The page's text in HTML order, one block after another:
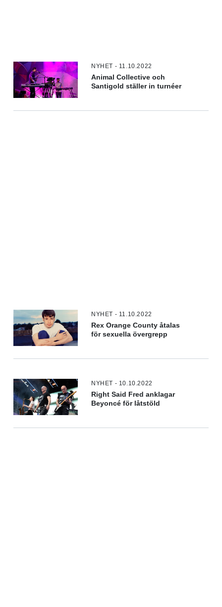
NYHET - 11.10.2022
Animal Collective och
Santigold ställer in turnéer
NYHET - 11.10.2022
Rex Orange County åtalas
för sexuella övergrepp
NYHET - 10.10.2022
Right Said Fred anklagar
Beyoncé för låtstöld